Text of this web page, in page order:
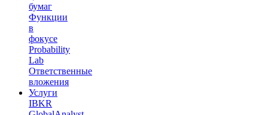
бумаг
Функции
в
фокусе
Probability
Lab
Ответственные
вложения
Услуги
IBKR